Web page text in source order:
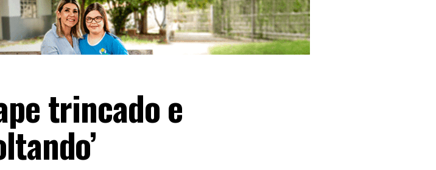
trincado e